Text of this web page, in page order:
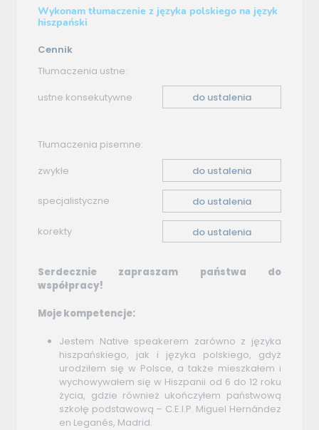
Wykonam tłumaczenie z języka polskiego na język
hiszpański
Cennik
Tłumaczenia ustne:
ustne konsekutywne
do ustalenia
Tłumaczenia pisemne:
zwykłe
do ustalenia
specjalistyczne do ustalenia
korekty do ustalenia
Serdecznie zapraszam państwa do
współpracy!
Moje kompetencje:
Jestem Native speakerem zarówno z języka
hiszpańskiego, jak i języka polskiego, gdyż
urodziłem się w Polsce, a także mieszkałem i
wychowywałem się w Hiszpanii od 6 do 12 roku
życia, gdzie również ukończyłem państwową
szkołę podstawową – C.E.I.P. Miguel Hernández
en Leganés, Madrid.